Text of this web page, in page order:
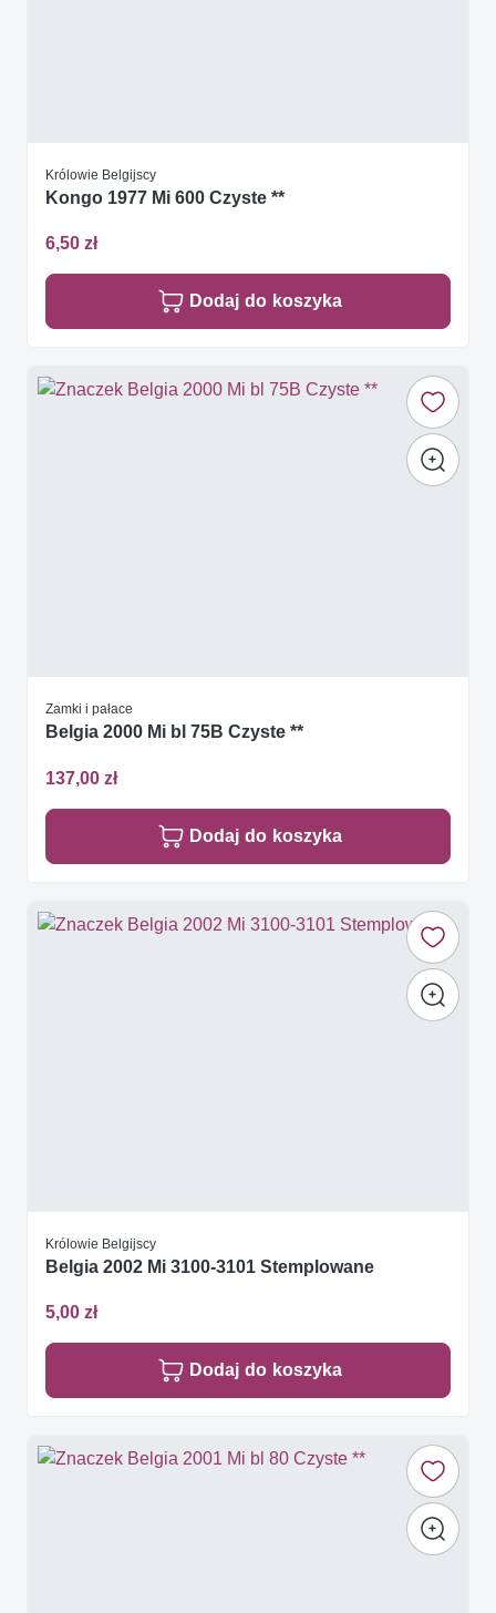
Królowie Belgijscy
Kongo 1977 Mi 600 Czyste **
6,50 zł
Dodaj do koszyka
Zamki i pałace
Belgia 2000 Mi bl 75B Czyste **
137,00 zł
Dodaj do koszyka
Królowie Belgijscy
Belgia 2002 Mi 3100-3101 Stemplowane
5,00 zł
Dodaj do koszyka